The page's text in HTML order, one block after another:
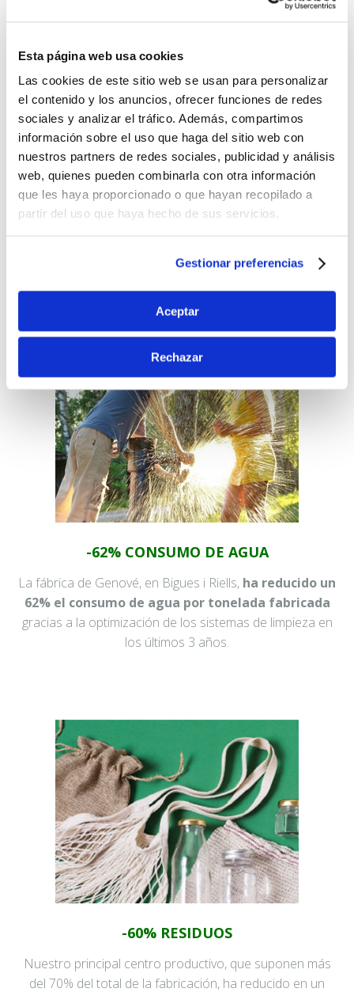
Esta página web usa cookies
Las cookies de este sitio web se usan para personalizar
el contenido y los anuncios, ofrecer funciones de redes
sociales y analizar el tráfico. Además, compartimos
información sobre el uso que haga del sitio web con
nuestros partners de redes sociales, publicidad y análisis
web, quienes pueden combinarla con otra información
que les haya proporcionado o que hayan recopilado a
partir del uso que haya hecho de sus servicios.
Gestionar preferencias
Aceptar
Rechazar
100% RENOVABLE
La fábrica de Laboratorio Genové cuenta con instalación
de placas fotovoltaicas, utiliza energía de fuentes
renovable.
-62% CONSUMO DE AGUA
La fábrica de Genové, en Bigues i Riells, ha reducido un
62% el consumo de agua por tonelada fabricada
gracias a la optimización de los sistemas de limpieza en
los últimos 3 años.
-60% RESIDUOS
Nuestro principal centro productivo, que suponen más
del 70% del total de la fabricación, ha reducido en un